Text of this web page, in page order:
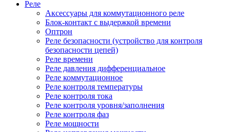
Реле
Аксессуары для коммутационного реле
Блок-контакт с выдержкой времени
Оптрон
Реле безопасности (устройство для контроля
безопасности цепей)
Реле времени
Реле давления дифференциальное
Реле коммутационное
Реле контроля температуры
Реле контроля тока
Реле контроля уровня/заполнения
Реле контроля фаз
Реле мощности